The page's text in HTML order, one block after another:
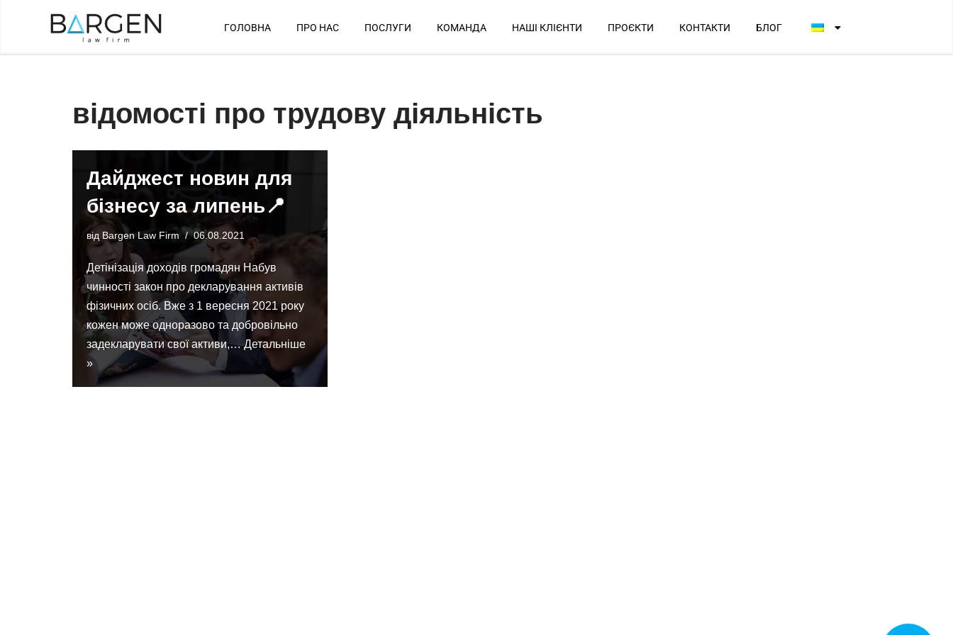
ГОЛОВНА ПРО НАС ПОСЛУГИ КОМАНДА НАШІ КЛІЄНТИ ПРОЄКТИ КОНТАКТИ БЛОГ
відомості про трудову діяльність
Дайджест новин для
бізнесу за липень📍
від Bargen Law Firm 06.08.2021
Детінізація доходів громадян Набув
чинності закон про декларування активів
фізичних осіб. Вже з 1 вересня 2021 року
кожен може одноразово та добровільно
задекларувати свої активи,…Детальніше
»